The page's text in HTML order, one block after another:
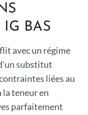
IG BAS
avec un régime
substitut
liées au
la teneur en
parfaitement